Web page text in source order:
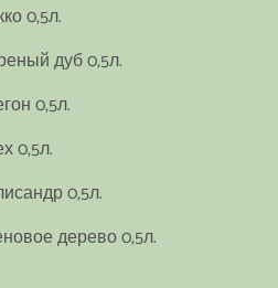
0,5л.
дуб 0,5л.
0,5л.
0,5л.
0,5л.
дерево 0,5л.